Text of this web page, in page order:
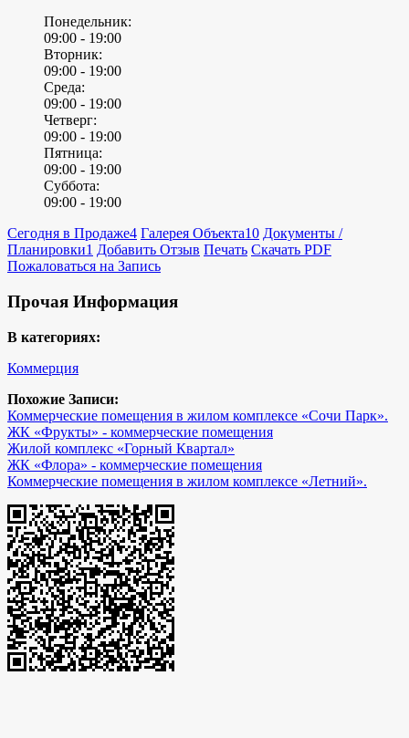
Понедельник:
09:00 - 19:00
Вторник:
09:00 - 19:00
Среда:
09:00 - 19:00
Четверг:
09:00 - 19:00
Пятница:
09:00 - 19:00
Суббота:
09:00 - 19:00
Сегодня в Продаже4 Галерея Объекта10 Документы /
Планировки1 Добавить Отзыв Печать Скачать PDF
Пожаловаться на Запись
Прочая Информация
В категориях:
Коммерция
Похожие Записи:
Коммерческие помещения в жилом комплексе «Сочи Парк».
ЖК «Фрукты» - коммерческие помещения
Жилой комплекс «Горный Квартал»
ЖК «Флора» - коммерческие помещения
Коммерческие помещения в жилом комплексе «Летний».